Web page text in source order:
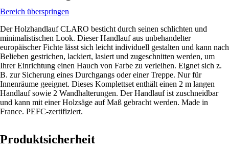
Bereich überspringen
Der Holzhandlauf CLARO besticht durch seinen schlichten und
minimalistischen Look. Dieser Handlauf aus unbehandelter
europäischer Fichte lässt sich leicht individuell gestalten und kann nach
Belieben gestrichen, lackiert, lasiert und zugeschnitten werden, um
Ihrer Einrichtung einen Hauch von Farbe zu verleihen. Eignet sich z.
B. zur Sicherung eines Durchgangs oder einer Treppe. Nur für
Innenräume geeignet. Dieses Komplettset enthält einen 2 m langen
Handlauf sowie 2 Wandhalterungen. Der Handlauf ist zuschneidbar
und kann mit einer Holzsäge auf Maß gebracht werden. Made in
France. PEFC-zertifiziert.
Produktsicherheit